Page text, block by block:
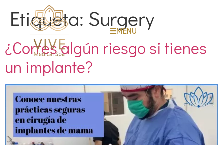
MENU
Etiqueta: Surgery
¿Corres algún riesgo si tienes
un implante?